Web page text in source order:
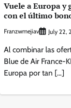
Vuele a Europa y
con el último
Franzwmejiav July 22,
Al combinar las
Blue de Air France-
Europa por tan […]